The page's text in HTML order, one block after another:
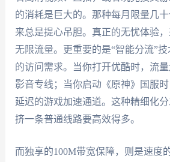
的消耗是巨大的。那种每月限量几
来总是提心吊胆。真正的无忧体验
无限流量。更重要的是“智能分流”
的访问需求。当你打开优酷时，流
影音专线；当你启动《原神》国服
延迟的游戏加速通道。这种精细化
挤一条普通线路要高效得多。
而独享的100M带宽保障，则是速度